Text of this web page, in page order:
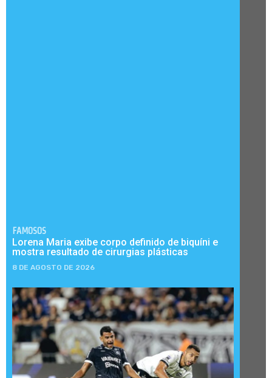
FAMOSOS
Lorena Maria exibe corpo definido de biquíni e
mostra resultado de cirurgias plásticas
8 DE AGOSTO DE 2026